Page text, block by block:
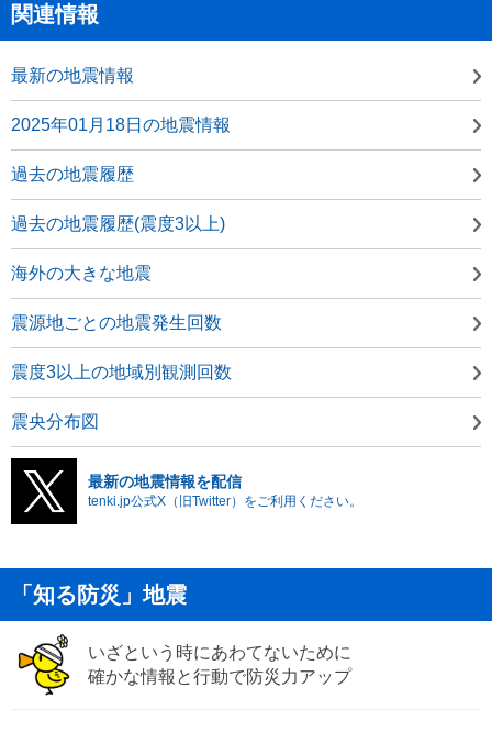
関連情報
最新の地震情報
2025年01月18日の地震情報
過去の地震履歴
過去の地震履歴(震度3以上)
海外の大きな地震
震源地ごとの地震発生回数
震度3以上の地域別観測回数
震央分布図
最新の地震情報を配信
tenki.jp公式X（旧Twitter）をご利用ください。
「知る防災」地震
いざという時にあわてないために
確かな情報と行動で防災力アップ